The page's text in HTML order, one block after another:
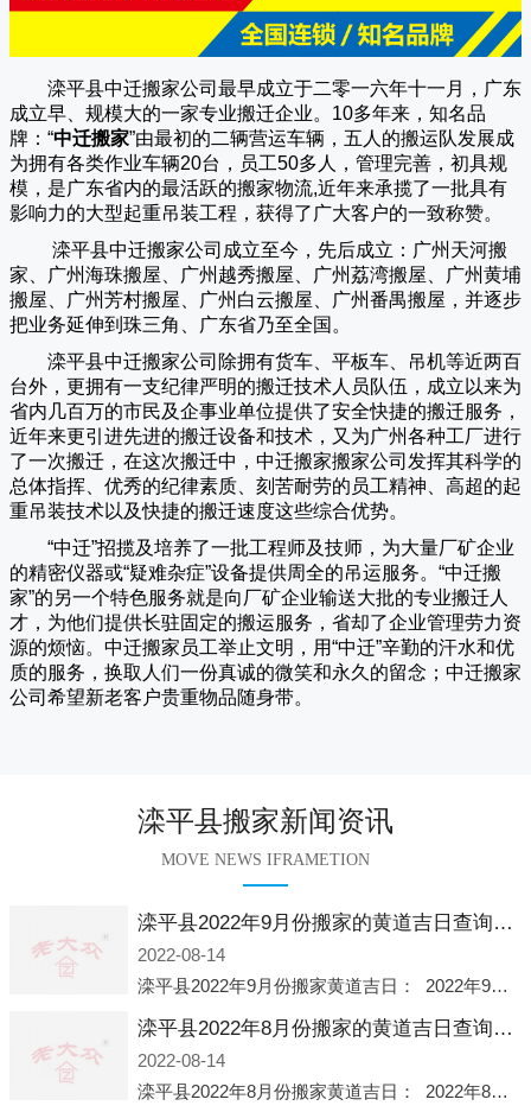
滦平县中迁搬家公司 最早成立于二零一六年十一月，广东
成立早、规模大的一家专业搬迁企业。10多年来，知名品
牌：“中迁搬家”由最初的二辆营运车辆，五人的搬运队发展成
为拥有各类作业车辆20台，员工50多人，管理完善，初具规
模，是广东省内的最活跃的搬家物流,近年来承揽了一批具有
影响力的大型起重吊装工程，获得了广大客户的一致称赞。
滦平县中迁搬家公司成立至今，先后成立：广州天河搬
家、广州海珠搬屋、广州越秀搬屋、广州荔湾搬屋、广州黄埔
搬屋、广州芳村搬屋、广州白云搬屋、广州番禺搬屋，并逐步
把业务延伸到珠三角、广东省乃至全国。
滦平县中迁搬家公司除拥有货车、平板车、吊机等近两百
台外，更拥有一支纪律严明的搬迁技术人员队伍，成立以来为
省内几百万的市民及企事业单位提供了安全快捷的搬迁服务，
近年来更引进先进的搬迁设备和技术，又为广州各种工厂进行
了一次搬迁，在这次搬迁中， 中迁搬家搬家公司发挥其科学的
总体指挥、优秀的纪律素质、刻苦耐劳的员工精神、高超的起
重吊装技术以及快捷的搬迁速度这些综合优势。
“中迁”招揽及培养了一批工程师及技师，为大量厂矿企业
的精密仪器或“疑难杂症”设备提供周全的吊运服务。“中迁搬
家”的另一个特色服务就是向厂矿企业输送大批的专业搬迁人
才，为他们提供长驻固定的搬运服务，省却了企业管理劳力资
源的烦恼。 中迁搬家员工举止文明，用“中迁”辛勤的汗水和优
质的服务，换取人们一份真诚的微笑和永久的留念； 中迁搬家
公司希望新老客户贵重物品随身带。
滦平县搬家新闻资讯
MOVE NEWS IFRAMETION
滦平县2022年9月份搬家的黄道吉日查询大全一览表哪天适合搬家好日子
2022-08-14
滦平县2022年9月份搬家黄道吉日： 2022年9月6日 「星期二」 农历八月十一2022年9月12日 「星期一」 农历八月十七2022年9月16日 「星期五」 农历八月廿一2022年9月2
滦平县2022年8月份搬家的黄道吉日查询大全一览表哪天适合搬家好日子
2022-08-14
滦平县2022年8月份搬家黄道吉日： 2022年8月2日 「星期二」 农历七月初五2022年8月6日 「星期六」 农历七月初九2022年8月8日 「星期一」 农历七月十一2022年8月10日 「